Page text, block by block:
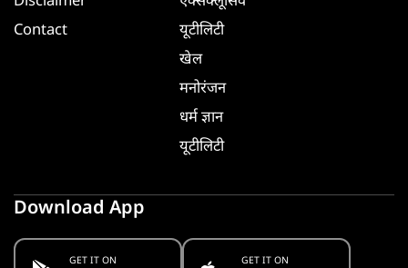
Contact
यूटीलिटी
खेल
मनोरंजन
धर्म ज्ञान
यूटीलिटी
Download App
GET IT ON GET IT ON